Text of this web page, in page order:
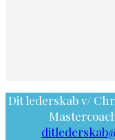
Dit lederskab v/